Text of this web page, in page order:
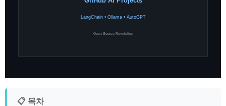
LangChain • Ollama • AutoGPT
Open Source Revolution
📋 목차